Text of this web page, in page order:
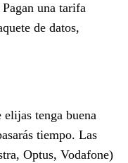
una tarifa
de datos,
tenga buena
tiempo. Las
Optus, Vodafone)